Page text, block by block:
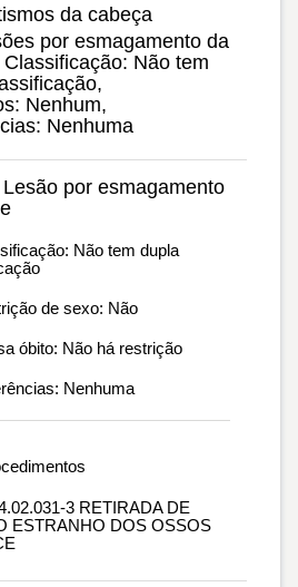
da cabeça
por esmagamento da
Não tem
Nenhum,
Nenhuma
por esmagamento
Não tem dupla
de sexo: Não
óbito: Não há restrição
Nenhuma
3 RETIRADA DE
ESTRANHO DOS OSSOS